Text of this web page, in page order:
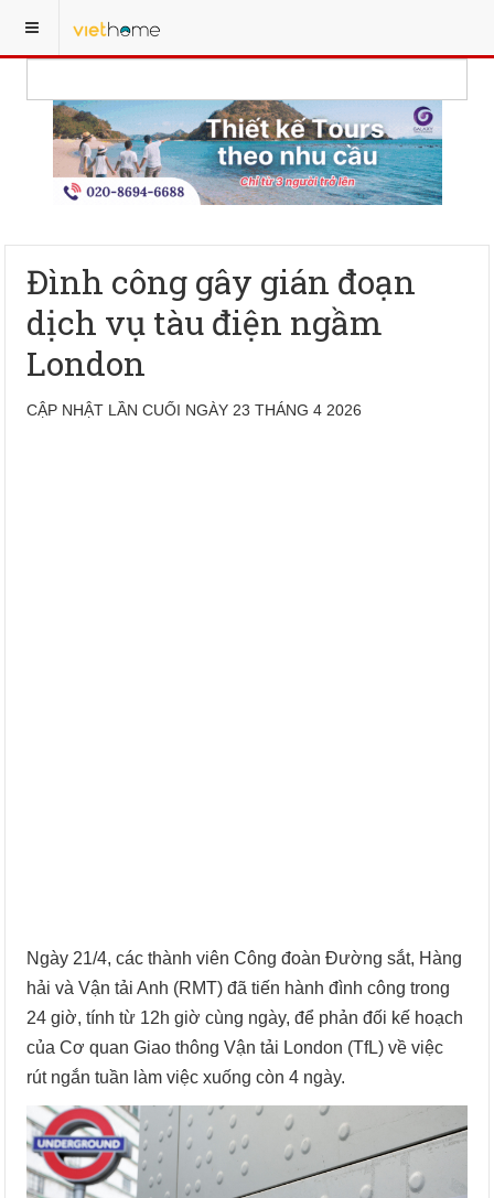
Đình công gây gián đoạn
dịch vụ tàu điện ngầm
London
CẬP NHẬT LẦN CUỐI NGÀY 23 THÁNG 4 2026
Ngày 21/4, các thành viên Công đoàn Đường sắt, Hàng
hải và Vận tải Anh (RMT) đã tiến hành đình công trong
24 giờ, tính từ 12h giờ cùng ngày, để phản đối kế hoạch
của Cơ quan Giao thông Vận tải London (TfL) về việc
rút ngắn tuần làm việc xuống còn 4 ngày.